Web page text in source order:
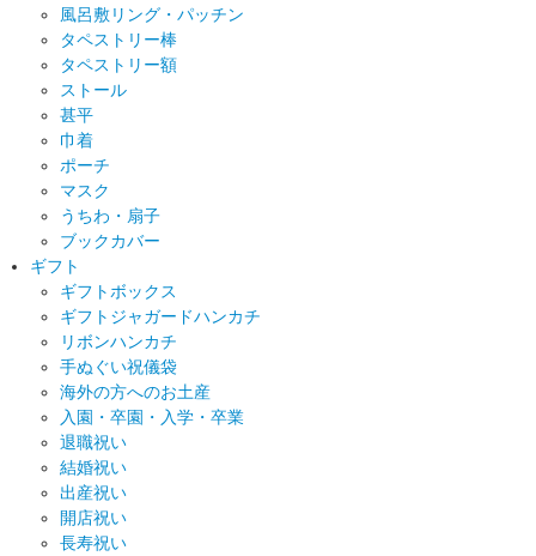
風呂敷リング・パッチン
タペストリー棒
タペストリー額
ストール
甚平
巾着
ポーチ
マスク
うちわ・扇子
ブックカバー
ギフト
ギフトボックス
ギフトジャガードハンカチ
リボンハンカチ
手ぬぐい祝儀袋
海外の方へのお土産
入園・卒園・入学・卒業
退職祝い
結婚祝い
出産祝い
開店祝い
長寿祝い